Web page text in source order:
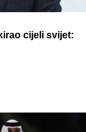
cijeli svijet: